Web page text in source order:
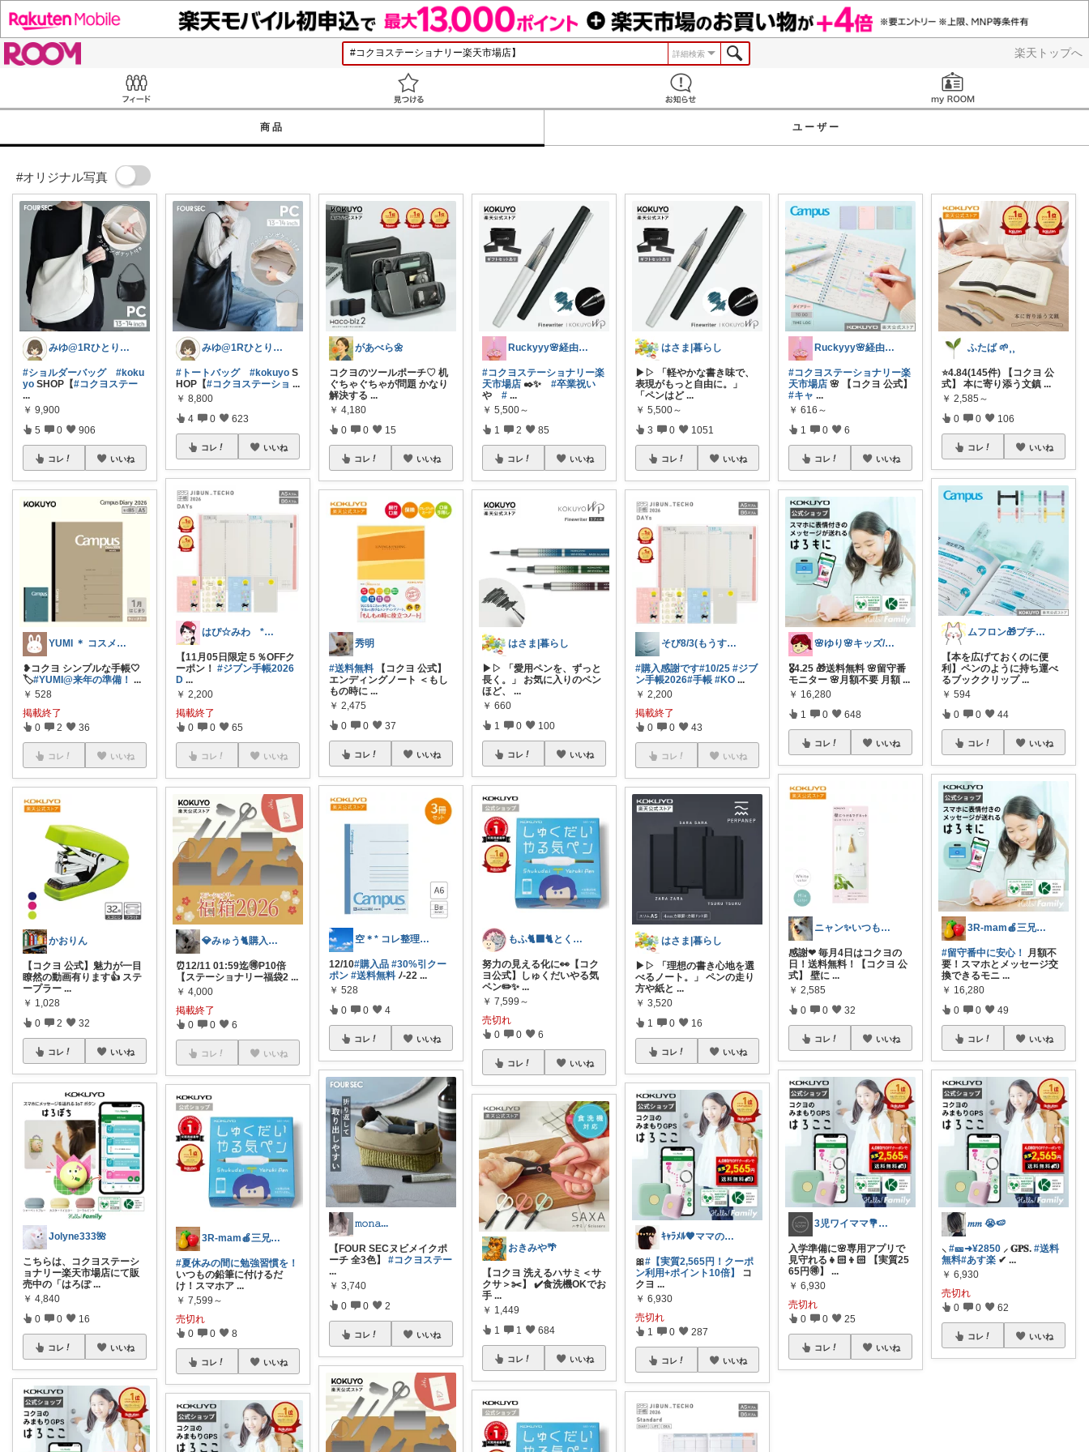
楽天トップへ
詳細検索
商品 ユーザー
#オリジナル写真
みゆ@1Rひとり暮らし
#ショルダーバッグ
#koku
yo SHOP【#コクヨステー
...
￥ 9,900
5 0 906
コレ いいね
YUMI ＊ コスメと暮らし🌱
❥︎コクヨ シンプルな手帳🤍
🏷️#YUMI@来年の準備！ ...
￥ 528
掲載終了
0 2 36
コレ いいね
かおりん
【コクヨ 公式】魅力が一目
瞭然の動画有ります👍 ステ
ープラー ...
￥ 1,028
0 2 32
コレ いいね
Jolyne333🌺
こちらは、コクヨステーシ
ョナリー楽天市場店にて販
売中の「はろぽ ...
￥ 4,840
0 0 16
コレ いいね
みゆ@1Rひとり暮らし
#トートバッグ #kokuyo S
HOP【#コクヨステーショ ...
￥ 8,800
4 0 623
コレ いいね
はぴ☆みわ *美容と健康・時短＆キッズ*
【11月05日限定５％OFFク
ーポン！#ジブン手帳2026
D ...
￥ 2,200
掲載終了
0 0 65
コレ いいね
💎みゅう🐈購入感謝(❀ᴗ͈ˬᴗ͈)⁾
⏰12/11 01:59迄🉐P10倍
【ステーショナリー福袋2 ...
￥ 4,000
掲載終了
0 0 6
コレ いいね
3R-mam🍎三兄弟母
#夏休みの間に勉強習慣を！
いつもの鉛筆に付けるだ
け！スマホア ...
￥ 7,599～
売切れ
0 0 8
コレ いいね
があべら🌼
コクヨのツールポーチ♡ 机
ぐちゃぐちゃが問題 かなり
解決する ...
￥ 4,180
0 0 15
コレ いいね
秀明
#送料無料 【コクヨ 公式】
エンディングノート ＜もし
もの時に ...
￥ 2,475
0 0 37
コレ いいね
空＊* コレ整理→投稿順バラバラに💦
12/10#購入品 #30%引クー
ポン #送料無料 ﾉ-22 ...
￥ 528
0 0 4
コレ いいね
𝚖𝚘𝚗𝚊...
【FOUR SECヌビメイクポ
ーチ 全3色】#コクヨステー
...
￥ 3,740
0 0 2
コレ いいね
Ruckyyy🌸経由感謝🙇‍♀️✨
#コクヨステーショナリー楽
天市場店 ✒️✨#卒業祝い
や# ...
￥ 5,500～
1 2 85
コレ いいね
はさま|暮らし
▶▷ 「愛用ペンを、ずっと
長く。」 お気に入りのペン
ほど、
...
￥ 660
1 0 100
コレ いいね
もふ🐈‍⬛🐈とくらし🌿
努力の見える化に👀【コク
ヨ公式】しゅくだいやる気
ペン✏️✨...
￥ 7,599～
売切れ
0 0 6
コレ いいね
おきみや🌴
【コクヨ 洗えるハサミ＜サ
クサ＞✂️】 ✔️食洗機OKでお
手 ...
￥ 1,449
1 1 684
コレ いいね
はさま|暮らし
▶▷ 「軽やかな書き味で、
表現がもっと自由に。」
「ペンはど ...
￥ 5,500～
3 0 1051
コレ いいね
そび8/3(もうすぐ暑いマラソン開幕
#購入感謝です#10/25 #ジブ
ン手帳2026#手帳 #KO ...
￥ 2,200
掲載終了
0 0 43
コレ いいね
はさま|暮らし
▶▷ 「理想の書き心地を選
べるノート。」 ペンの走り
方や紙と ...
￥ 3,520
1 0 16
コレ いいね
ｷｬﾗﾒﾙ🧡ママのかわいい×ラク育児✼
🎀#【実質2,565円！クーポ
ン利用+ポイント10倍】
コ
クヨ ...
￥ 6,930
売切れ
1 0 287
コレ いいね
Ruckyyy🌸経由感謝🙇‍♀️✨
#コクヨステーショナリー楽
天市場店 🌸 【コクヨ 公式】
#キャ ...
￥ 616～
1 0 6
コレ いいね
🌸ゆり🌸キッズ/ベビー/スイーツ/猫
🎖️4.25 🎁送料無料 🌸留守番
モニター 🌸月額不要 月額 ...
￥ 16,280
1 0 648
コレ いいね
ニャン✨いつも感謝です๓´͈ ˘ `͈๓
感謝❤ 毎月4日はコクヨの
日！送料無料！【コクヨ 公
式】 壁に ...
￥ 2,585
0 0 32
コレ いいね
3児ワイママ💐バタバタでも回る暮らし✨
入学準備に🌸専用アプリで
見守れる👧🏻👦🏻 【実質25
65円🉐】
...
￥ 6,930
売切れ
0 0 25
コレ いいね
ふたば 🌱⸒⸒
⭐️4.84(145件) 【コクヨ 公
式】 本に寄り添う文鎮...
￥ 2,585～
0 0 106
コレ いいね
ムフロン🎁プチプラ・セール・マンガ好き
【本を広げておくのに便
利】ペンのように持ち運べ
るブッククリップ ...
￥ 594
0 0 44
コレ いいね
3R-mam🍎三兄弟母
#留守番中に安心！
月額不
要！スマホとメッセージ交
換できるモニ ...
￥ 16,280
0 0 49
コレ いいね
𝑚𝑚 😭🍉
⸜#🎫➜¥2850 ⸝ 𝐆𝐏𝐒.#送料
無料#あす楽 ✔︎ ...
￥ 6,930
売切れ
0 0 62
コレ いいね